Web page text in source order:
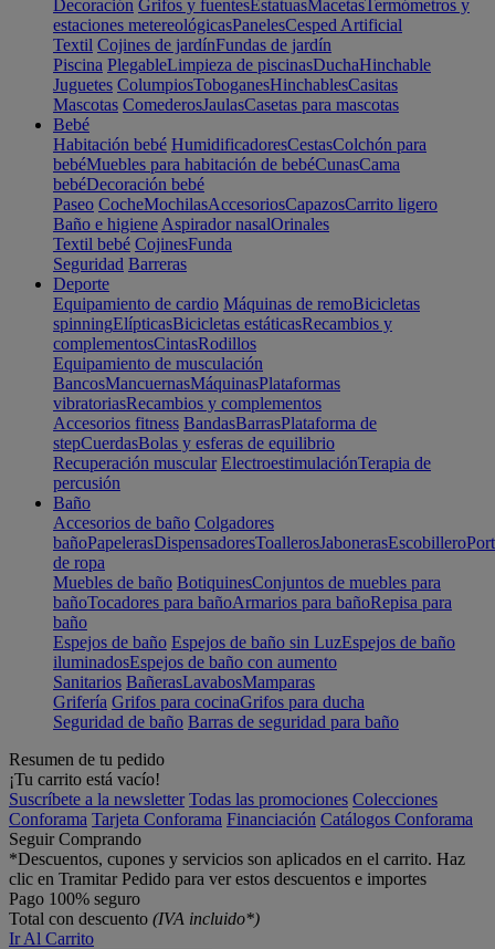
Decoración Grifos y fuentesEstatuasMacetasTermómetros y
estaciones metereológicasPanelesCesped Artificial
Textil Cojines de jardínFundas de jardín
Piscina PlegableLimpieza de piscinasDuchaHinchable
Juguetes ColumpiosToboganesHinchablesCasitas
Mascotas ComederosJaulasCasetas para mascotas
Bebé
Habitación bebé HumidificadoresCestasColchón para
bebéMuebles para habitación de bebéCunasCama
bebéDecoración bebé
Paseo CocheMochilasAccesoriosCapazosCarrito ligero
Baño e higiene Aspirador nasalOrinales
Textil bebé CojinesFunda
Seguridad Barreras
Deporte
Equipamiento de cardio Máquinas de remoBicicletas
spinningElípticasBicicletas estáticasRecambios y
complementosCintasRodillos
Equipamiento de musculación
BancosMancuernasMáquinasPlataformas
vibratoriasRecambios y complementos
Accesorios fitness BandasBarrasPlataforma de
stepCuerdasBolas y esferas de equilibrio
Recuperación muscular ElectroestimulaciónTerapia de
percusión
Baño
Accesorios de baño Colgadores
bañoPapelerasDispensadoresToallerosJabonerasEscobillero
de ropa
Muebles de baño BotiquinesConjuntos de muebles para
bañoTocadores para bañoArmarios para bañoRepisa para
baño
Espejos de baño Espejos de baño sin LuzEspejos de baño
iluminadosEspejos de baño con aumento
Sanitarios BañerasLavabosMamparas
Grifería Grifos para cocinaGrifos para ducha
Seguridad de baño Barras de seguridad para baño
Resumen de tu pedido
¡Tu carrito está vacío!
Suscríbete a la newsletter Todas las promociones Colecciones
Conforama Tarjeta Conforama Financiación Catálogos Conforama
Seguir Comprando
*Descuentos, cupones y servicios son aplicados en el carrito. Haz
clic en Tramitar Pedido para ver estos descuentos e importes
Pago 100% seguro
Total con descuento (IVA incluido*)
Ir Al Carrito